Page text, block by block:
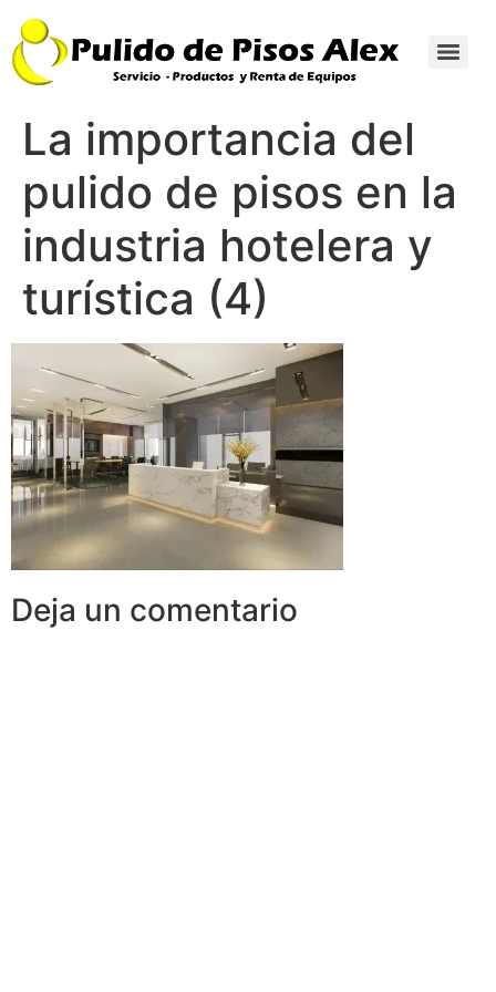
La importancia del
pulido de pisos en la
industria hotelera y
turística (4)
Deja un comentario